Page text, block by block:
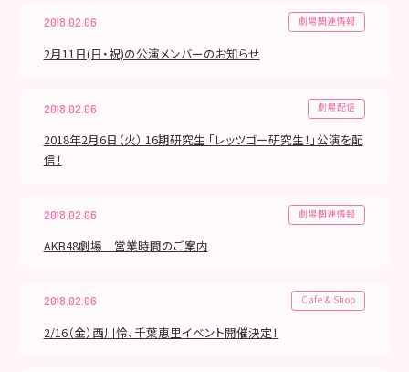
2018.02.06 劇場関連情報
2月11日(日・祝)の公演メンバーのお知らせ
2018.02.06 劇場配信
2018年2月6日（火） 16期研究生 「レッツゴー研究生！」公演を配
信！
2018.02.06 劇場関連情報
AKB48劇場 営業時間のご案内
2018.02.06 Cafe & Shop
2/16（金）西川怜、千葉恵里イベント開催決定！